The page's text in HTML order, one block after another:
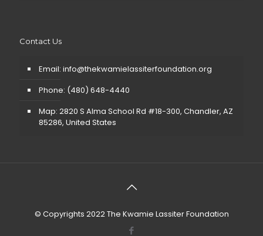
Contact Us
Email: info@thekwamielassiterfoundation.org
Phone: (480) 648-4440
Map: 2820 S Alma School Rd #18-300, Chandler, AZ
85286, United States
© Copyrights 2022The Kwamie Lassiter Foundation